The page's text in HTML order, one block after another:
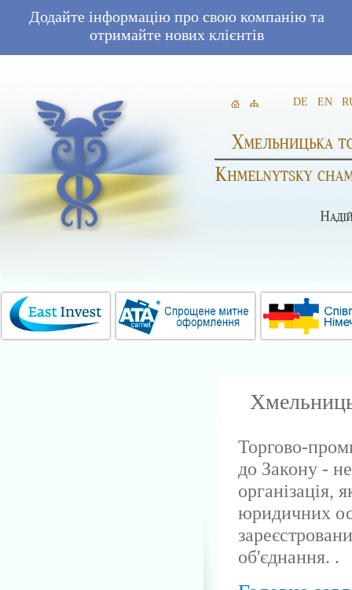
Додайте інформацію про свою компанію та
отримайте нових клієнтів
DE EN
Торгово-
до Закону -
організація,
юридичних
об'єднання. .